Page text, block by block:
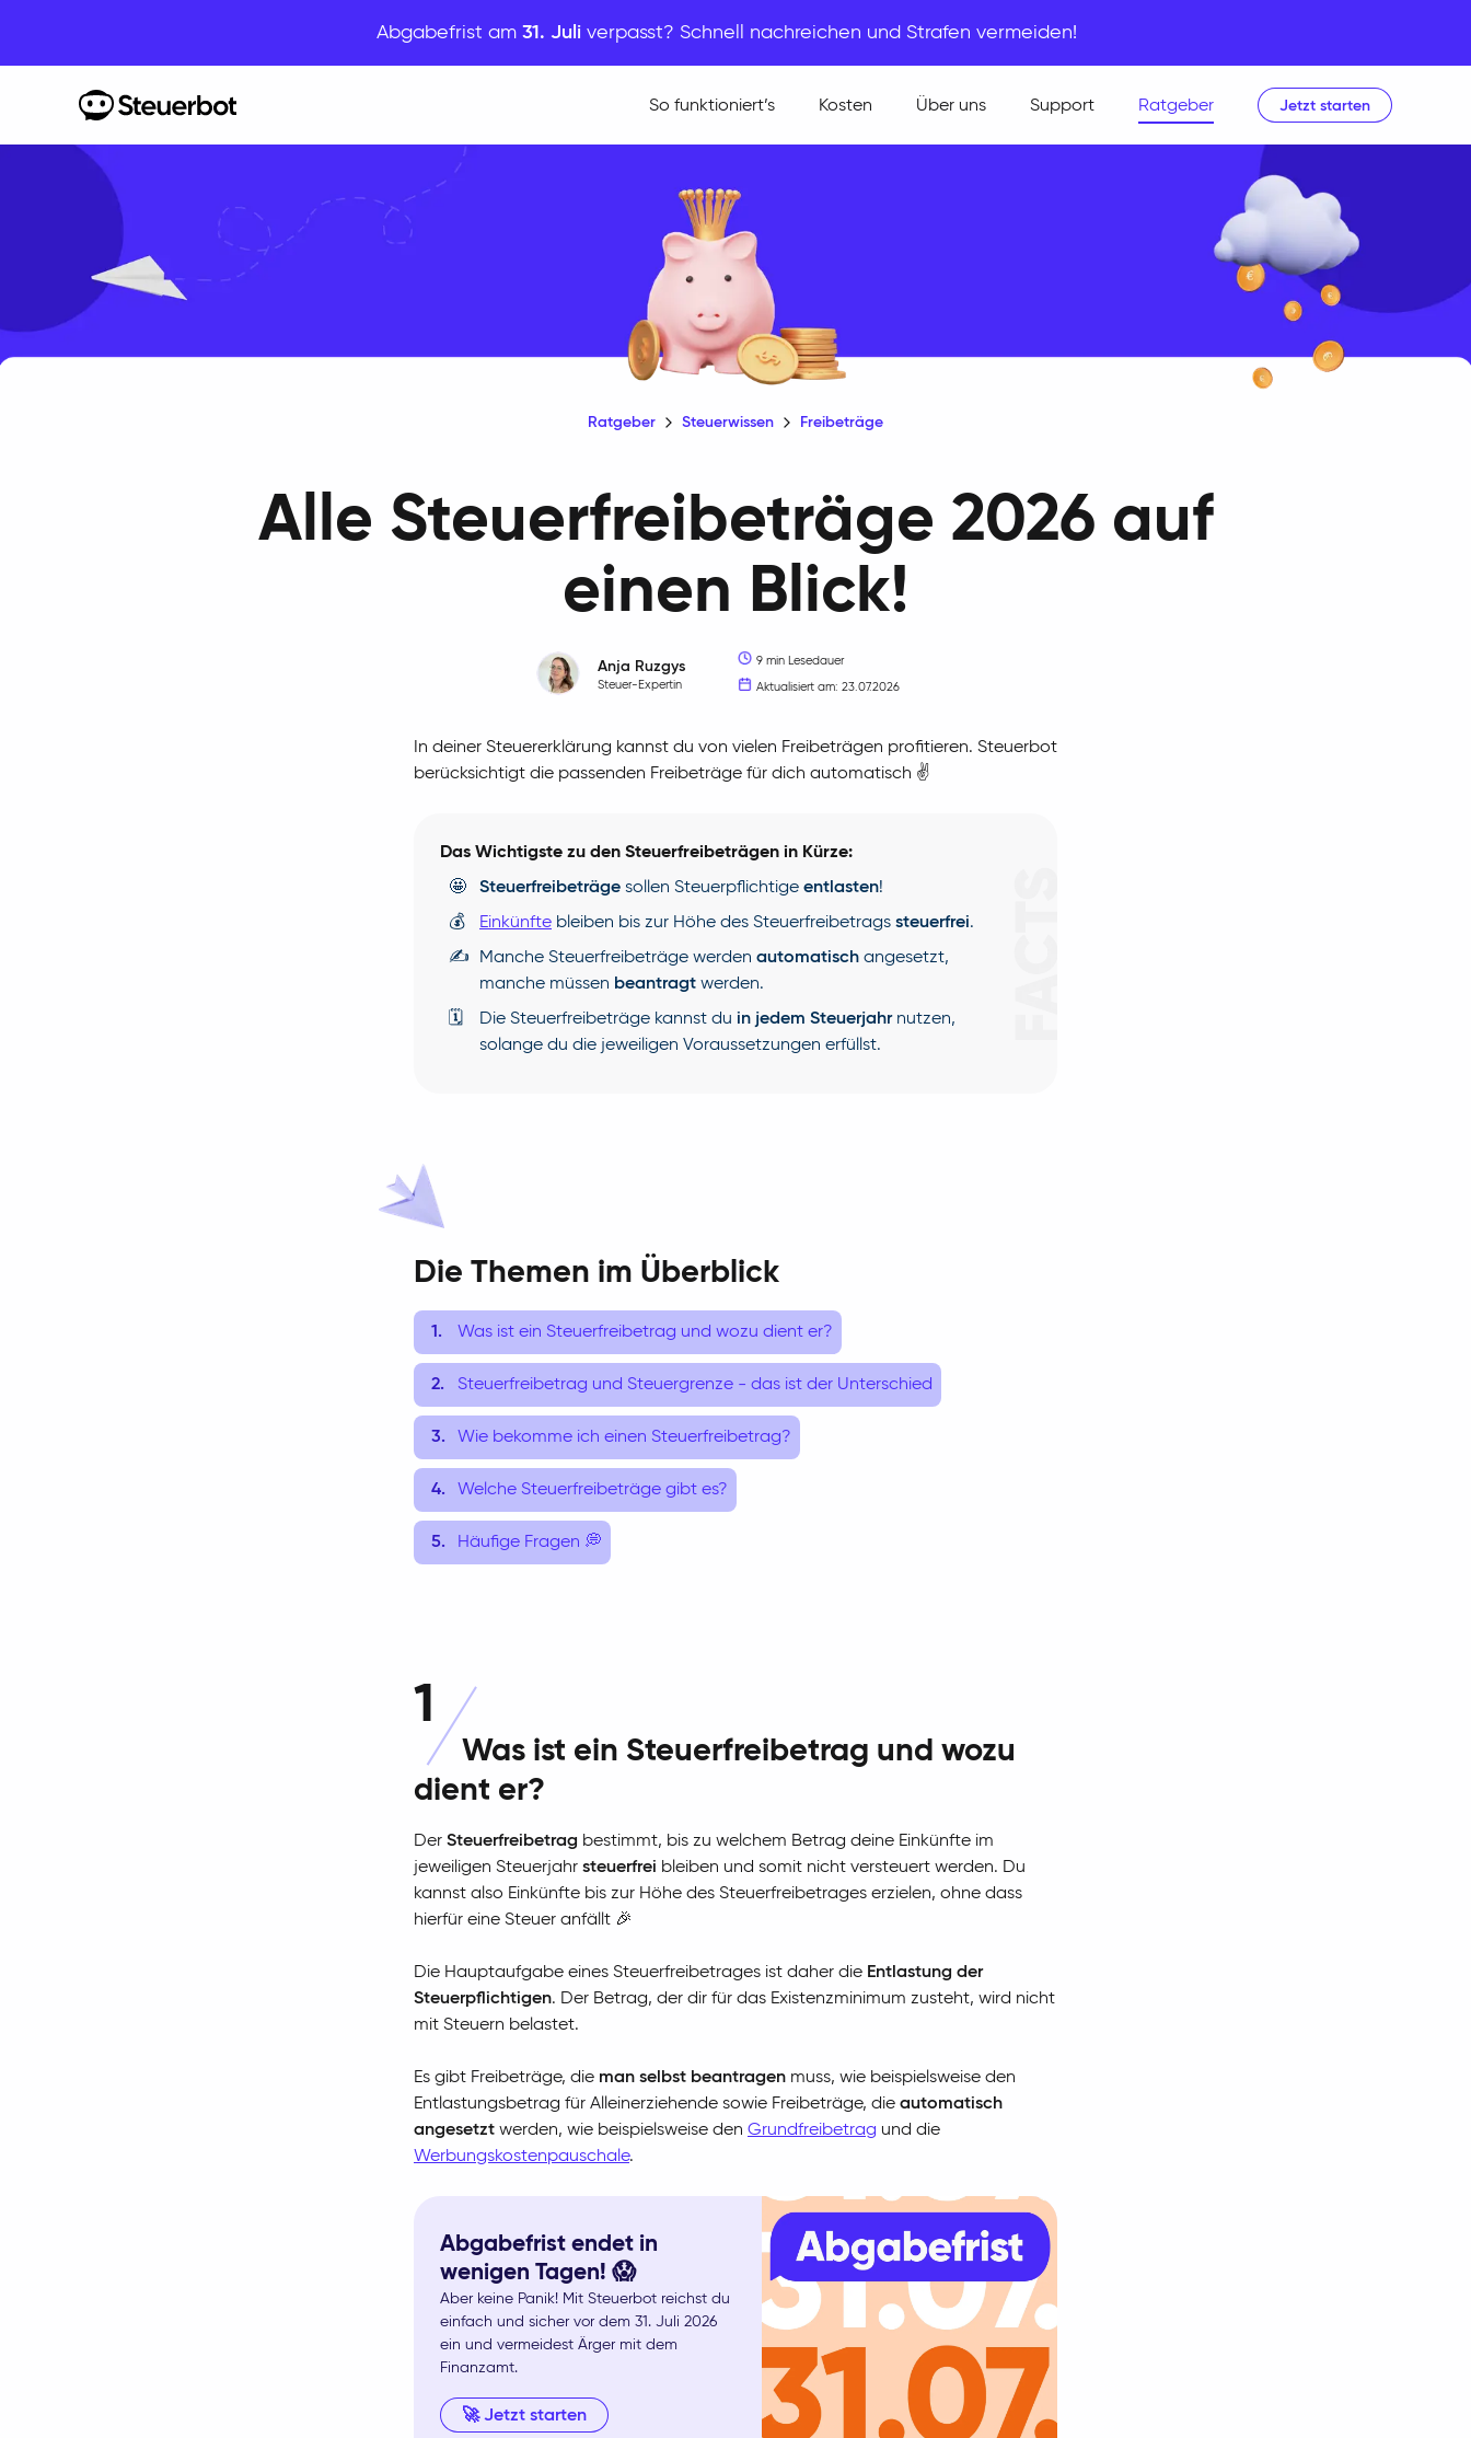
Abgabefrist am 31. Juli verpasst? Schnell nachreichen und Strafen vermeiden!
So funktioniert’s Kosten Über uns Support Ratgeber Jetzt starten
Ratgeber Steuerwissen Freibeträge
Alle Steuerfreibeträge 2026 auf
einen Blick!
Anja Ruzgys
Steuer-Expertin
9 min Lesedauer
Aktualisiert am: 23.07.2026
In deiner Steuererklärung kannst du von vielen Freibeträgen profitieren. Steuerbot
berücksichtigt die passenden Freibeträge für dich automatisch ✌️
Das Wichtigste zu den Steuerfreibeträgen in Kürze:
🤩
Steuerfreibeträge sollen Steuerpflichtige entlasten!
💰
Einkünfte bleiben bis zur Höhe des Steuerfreibetrags steuerfrei.
✍️
Manche Steuerfreibeträge werden automatisch angesetzt,
manche müssen beantragt werden.
🗓
Die Steuerfreibeträge kannst du in jedem Steuerjahrnutzen,
solange du die jeweiligen Voraussetzungen erfüllst.
Die Themen im Überblick
Was ist ein Steuerfreibetrag und wozu dient er?
Steuerfreibetrag und Steuergrenze - das ist der Unterschied
Wie bekomme ich einen Steuerfreibetrag?
Welche Steuerfreibeträge gibt es?
Häufige Fragen 💭
1
Was ist ein Steuerfreibetrag und wozu
dient er?
Der Steuerfreibetrag bestimmt, bis zu welchem Betrag deine Einkünfte im
jeweiligen Steuerjahr steuerfrei bleiben und somit nicht versteuert werden. Du
kannst also Einkünfte bis zur Höhe des Steuerfreibetrages erzielen, ohne dass
hierfür eine Steuer anfällt 🎉
Die Hauptaufgabe eines Steuerfreibetrages ist daher die Entlastung der
Steuerpflichtigen. Der Betrag, der dir für das Existenzminimum zusteht, wird nicht
mit Steuern belastet.
Es gibt Freibeträge, die man selbst beantragen muss, wie beispielsweise den
Entlastungsbetrag für Alleinerziehende sowie Freibeträge, die automatisch
angesetzt werden, wie beispielsweise den Grundfreibetrag und die
Werbungskostenpauschale.
Abgabefrist endet in
wenigen Tagen! 😱
Aber keine Panik! Mit Steuerbot reichst du
einfach und sicher vor dem 31. Juli 2026
ein und vermeidest Ärger mit dem
Finanzamt.
🚀 Jetzt starten